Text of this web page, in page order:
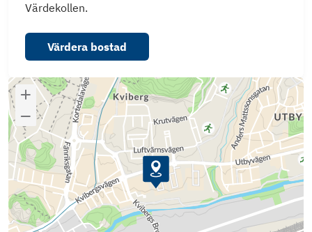
Värdekollen.
Värdera bostad